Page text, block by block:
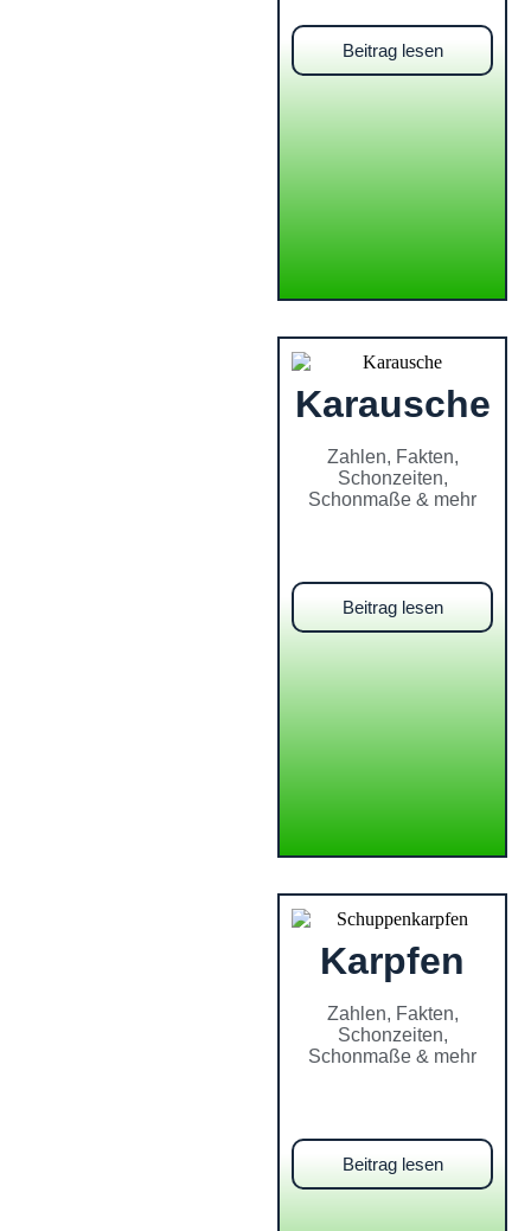
Beitrag lesen
Karausche
Zahlen, Fakten,
Schonzeiten,
Schonmaße & mehr
Beitrag lesen
Karpfen
Zahlen, Fakten,
Schonzeiten,
Schonmaße & mehr
Beitrag lesen